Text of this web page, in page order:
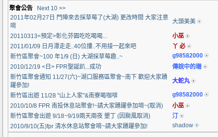
聚會公告
Next 10 >>
2011年02月27日 門陣來去採草莓了(大湖) 更改時間 大家注意
唷
大頭美美
20110313<預定>彰化芬園吃吃喝喝...
小巫
2011/01/09 日月潭走走..40位摟..不用接一起來吧
丫 必
新竹區聚會~100 年1/9 (日) 大湖採草莓趣..~
g98582000
2010/12/19 <日> FPR聖誕趴...成功
傳說中的珊
新竹區聚會通知 11/27(六)~湖口服務區聚會~南下 歡迎大家踴
躍參加!
大蛇丸
新竹區出遊 11/28 "山上人家"&南寮喝咖啡
g98582000
2010/10/8 FPR 南投休息站聚會!~請大家踴躍參加唷~(取消)
小巫
新竹區聚會出遊 9/18~9/19兩天兩夜 墾丁 (因颱風取消)
汀
2010/9/10(五)fpr 清水休息站聚會唷~請大家踴躍參加!
shadow